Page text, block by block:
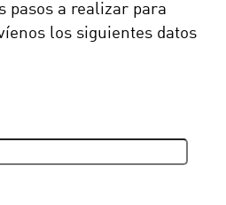
pasos a realizar para
los siguientes datos